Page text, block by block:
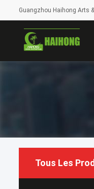
Guangzhou Haihong Arts
Tous Les